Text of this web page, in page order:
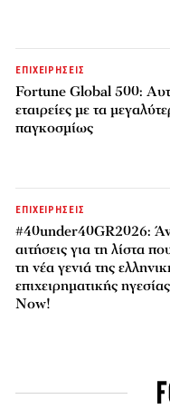
ΕΠΙΧΕΙΡΗΣΕΙΣ
Fortune Global 500:
εταιρείες με τα
παγκοσμίως
ΕΠΙΧΕΙΡΗΣΕΙΣ
#40under40GR2026:
αιτήσεις για τη λίστα
τη νέα γενιά της
επιχειρηματικής
Now!